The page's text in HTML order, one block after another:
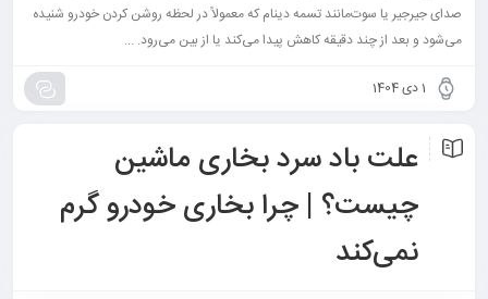
صدای جیرجیر یا سوت‌مانند تسمه دینام که معمولاً در لحظه روشن کردن خودرو شنیده
می‌شود و بعد از چند دقیقه کاهش پیدا می‌کند یا از بین می‌رود. ...
1 دی 1404
علت باد سرد بخاری ماشین
چیست؟ | چرا بخاری خودرو گرم
نمی‌کند